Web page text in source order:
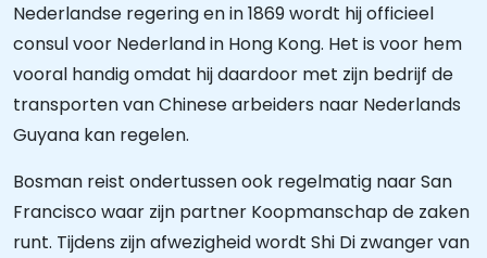
Nederlandse regering en in 1869 wordt hij officieel
consul voor Nederland in Hong Kong. Het is voor hem
vooral handig omdat hij daardoor met zijn bedrijf de
transporten van Chinese arbeiders naar Nederlands
Guyana kan regelen.
Bosman reist ondertussen ook regelmatig naar San
Francisco waar zijn partner Koopmanschap de zaken
runt. Tijdens zijn afwezigheid wordt Shi Di zwanger van